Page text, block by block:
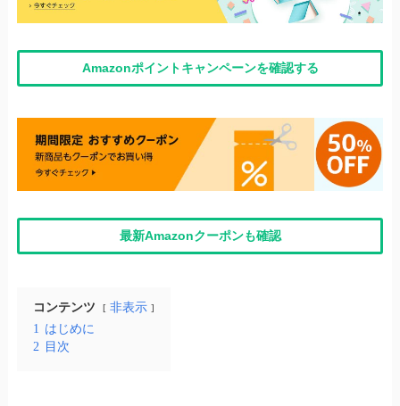
Amazonポイントキャンペーンを確認する
最新Amazonクーポンも確認
コンテンツ
非表示
1 はじめに
2 目次